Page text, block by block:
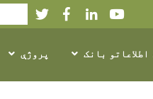
Youtube
LinkedIn
Facebook
Twitter
لټون
اطلاعاتو بانک پرو‌ژې